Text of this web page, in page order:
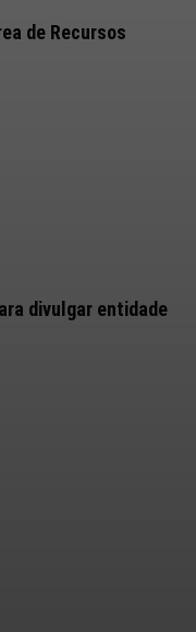
de Recursos
divulgar entidade